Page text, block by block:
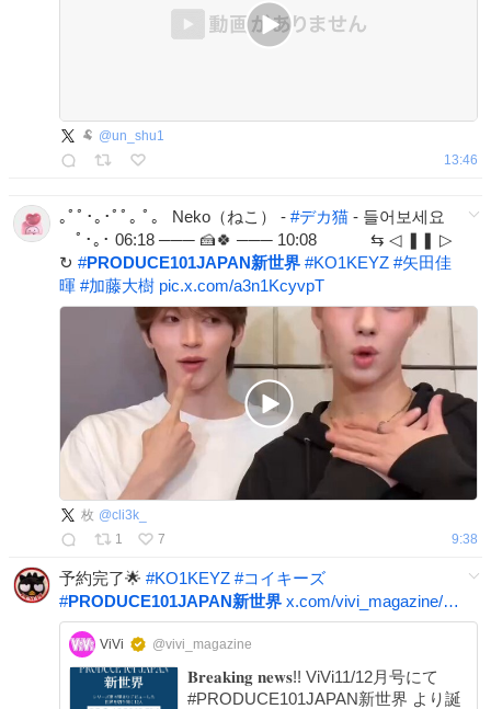
🐏 @un_shu1
13:46
｡ﾟﾟ･｡･ﾟﾟ｡ ﾟ。 Neko（ねこ） - #デカ猫 - 들어보세요
ﾟ･｡･ 06:18 ─── 🍰🍀 ─── 10:08 ⇆ ◁ ❚❚ ▷
↻ #PRODUCE101JAPAN新世界 #KO1KEYZ #矢田佳
暉 #加藤大樹 pic.x.com/a3n1KcyvpT
枚 @cli3k_
1
7 9:38
予約完了🌟 #KO1KEYZ #コイキーズ
#PRODUCE101JAPAN新世界 x.com/vivi_magazine/…
ViVi @vivi_magazine
𝐁𝐫𝐞𝐚𝐤𝐢𝐧𝐠 𝐧𝐞𝐰𝐬!! ViVi11/12月号にて
#PRODUCE101JAPAN新世界 より誕